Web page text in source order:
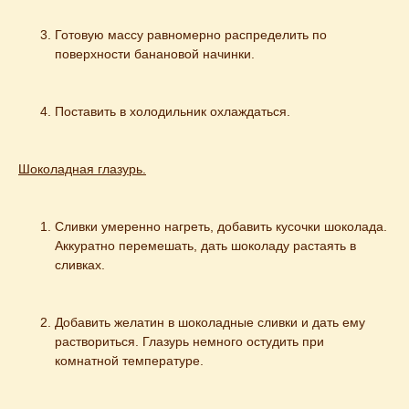
Готовую массу равномерно распределить по
поверхности банановой начинки.
Поставить в холодильник охлаждаться.
Шоколадная глазурь.
Сливки умеренно нагреть, добавить кусочки шоколада.
Аккуратно перемешать, дать шоколаду растаять в
сливках.
Добавить желатин в шоколадные сливки и дать ему
раствориться. Глазурь немного остудить при
комнатной температуре.